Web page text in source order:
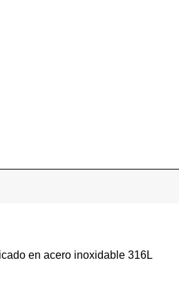
en acero inoxidable 316L